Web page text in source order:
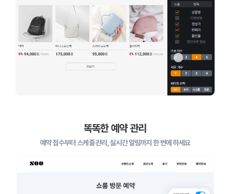
똑똑한 예약 관리
예약 접수부터 스케줄 관리, 실시간 알림까지 한 번에 하세요
ISMS 인증 정보
유효기간 : 2023.08.02 ~ 2026.08.01